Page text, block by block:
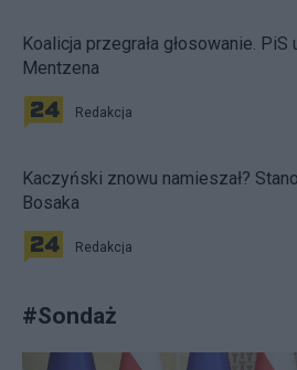
Koalicja przegrała głosowanie. PiS
Mentzena
Redakcja
Kaczyński znowu namieszał?
Bosaka
Redakcja
#Sondaż